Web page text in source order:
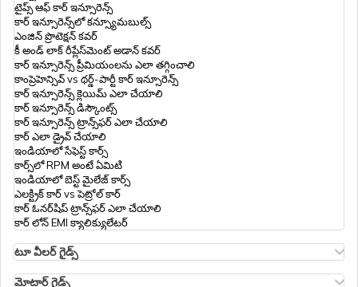
టైప్స్ ఆఫ్ కార్ ఇన్సూరెన్స్
కార్ ఇన్సూరెన్స్‌లో కన్స్యూమబుల్స్
ఎంజిన్ ప్రొటెక్షన్ కవర్
కీ అండ్ లాక్ రీప్లేస్‌మెంట్ అడాన్ కవర్
కార్ ఇన్సూరెన్స్ ప్రీమియంలను ఎలా తగ్గించాలి
కాంప్రెహెన్సివ్ vs థర్డ్-పార్టీ కార్ ఇన్సూరెన్స్
కార్ ఇన్సూరెన్స్ క్లెయిమ్ ఎలా చేయాలి
కార్ ఇన్సూరెన్స్ డిస్కౌంట్స్
కార్ ఇన్సూరెన్స్ ట్రాన్స్‌ఫర్ ఎలా చేయాలి
కార్ ఎలా డ్రైవ్ చేయాలి
ఇండియాలో సేఫెస్ట్ కార్స్
కార్స్‌లో RPM అంటే ఏమిటి
ఇండియాలో బెస్ట్ మైలేజ్ కార్స్
ఎలక్ట్రిక్ కార్ vs పెట్రోల్ కార్
కార్ ఓనర్‌షిప్ ట్రాన్స్‌ఫర్ ఎలా చేయాలి
కార్ లోన్ EMI క్యాలిక్యులేటర్
టూ వీలర్ గైడ్స్
ఆథర్ ఎనర్జీ బైక్ ఇన్సూరెన్స్
మోటార్ గైడ్స్